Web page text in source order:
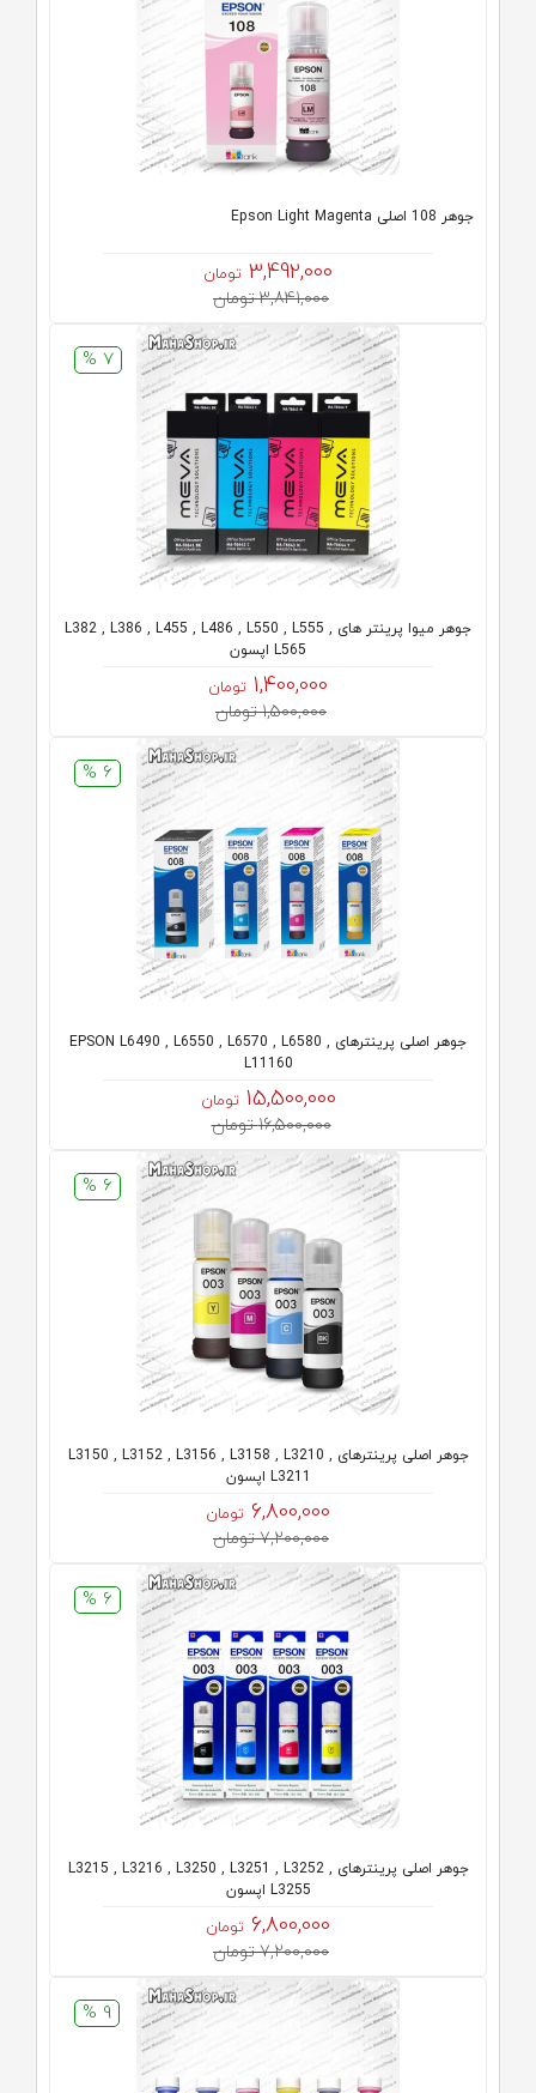
جوهر 108 اصلی Epson Light Magenta
3,492,000 تومان
3,841,000 تومان
7 %
جوهر میوا پرینتر های L382 , L386 , L455 , L486 , L550 , L555 ,
L565 اپسون
1,400,000 تومان
1,500,000 تومان
6 %
جوهر اصلی پرینترهای EPSON L6490 , L6550 , L6570 , L6580 ,
L11160
15,500,000 تومان
16,500,000 تومان
6 %
جوهر اصلی پرینترهای L3150 , L3152 , L3156 , L3158 , L3210 ,
L3211 اپسون
6,800,000 تومان
7,200,000 تومان
6 %
جوهر اصلی پرینترهای L3215 , L3216 , L3250 , L3251 , L3252 ,
L3255 اپسون
6,800,000 تومان
7,200,000 تومان
9 %